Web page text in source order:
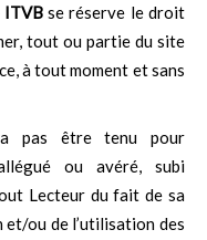
ITVBse réserve le droit
tout ou partie du site
à tout moment et sans
pas être tenu pour
ou avéré, subi
Lecteur du fait de sa
ou de l’utilisation des